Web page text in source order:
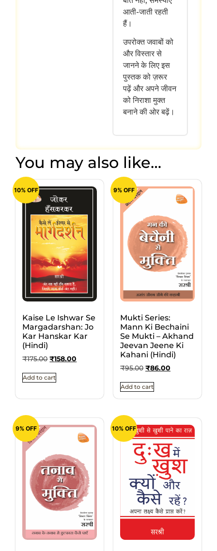
आती-जाती रहती
हैं।
उपरोक्त जवाबों को
और विस्तार से
जानने के लिए इस
पुस्तक को ज़रूर
पढ़ें और अपने जीवन
को निराशा मुक्त
बनाने की ओर बढ़ें।
You may also like…
10% OFF
Kaise Le Ishwar Se
Margadarshan: Jo
Kar Hanskar Kar
(Hindi)
₹175.00 ₹158.00
Add to cart
9% OFF
Mukti Series:
Mann Ki Bechaini
Se Mukti – Akhand
Jeevan Jeene Ki
Kahani (Hindi)
₹95.00 ₹86.00
Add to cart
9% OFF 10% OFF